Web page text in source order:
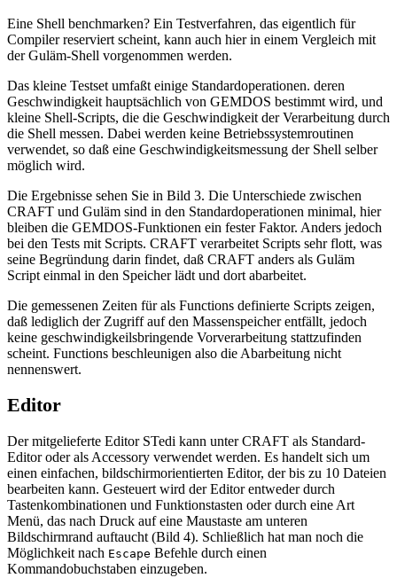
Eine Shell benchmarken? Ein Testverfahren, das eigentlich für
Compiler reserviert scheint, kann auch hier in einem Vergleich mit
der Guläm-Shell vorgenommen werden.
Das kleine Testset umfaßt einige Standardoperationen. deren
Geschwindigkeit hauptsächlich von GEMDOS bestimmt wird, und
kleine Shell-Scripts, die die Geschwindigkeit der Verarbeitung durch
die Shell messen. Dabei werden keine Betriebssystemroutinen
verwendet, so daß eine Geschwindigkeitsmessung der Shell selber
möglich wird.
Die Ergebnisse sehen Sie in Bild 3. Die Unterschiede zwischen
CRAFT und Guläm sind in den Standardoperationen minimal, hier
bleiben die GEMDOS-Funktionen ein fester Faktor. Anders jedoch
bei den Tests mit Scripts. CRAFT verarbeitet Scripts sehr flott, was
seine Begründung darin findet, daß CRAFT anders als Guläm
Script einmal in den Speicher lädt und dort abarbeitet.
Die gemessenen Zeiten für als Functions definierte Scripts zeigen,
daß lediglich der Zugriff auf den Massenspeicher entfällt, jedoch
keine geschwindigkeilsbringende Vorverarbeitung stattzufinden
scheint. Functions beschleunigen also die Abarbeitung nicht
nennenswert.
Editor
Der mitgelieferte Editor STedi kann unter CRAFT als Standard-
Editor oder als Accessory verwendet werden. Es handelt sich um
einen einfachen, bildschirmorientierten Editor, der bis zu 10 Dateien
bearbeiten kann. Gesteuert wird der Editor entweder durch
Tastenkombinationen und Funktionstasten oder durch eine Art
Menü, das nach Druck auf eine Maustaste am unteren
Bildschirmrand auftaucht (Bild 4). Schließlich hat man noch die
Möglichkeit nach Escape Befehle durch einen
Kommandobuchstaben einzugeben.